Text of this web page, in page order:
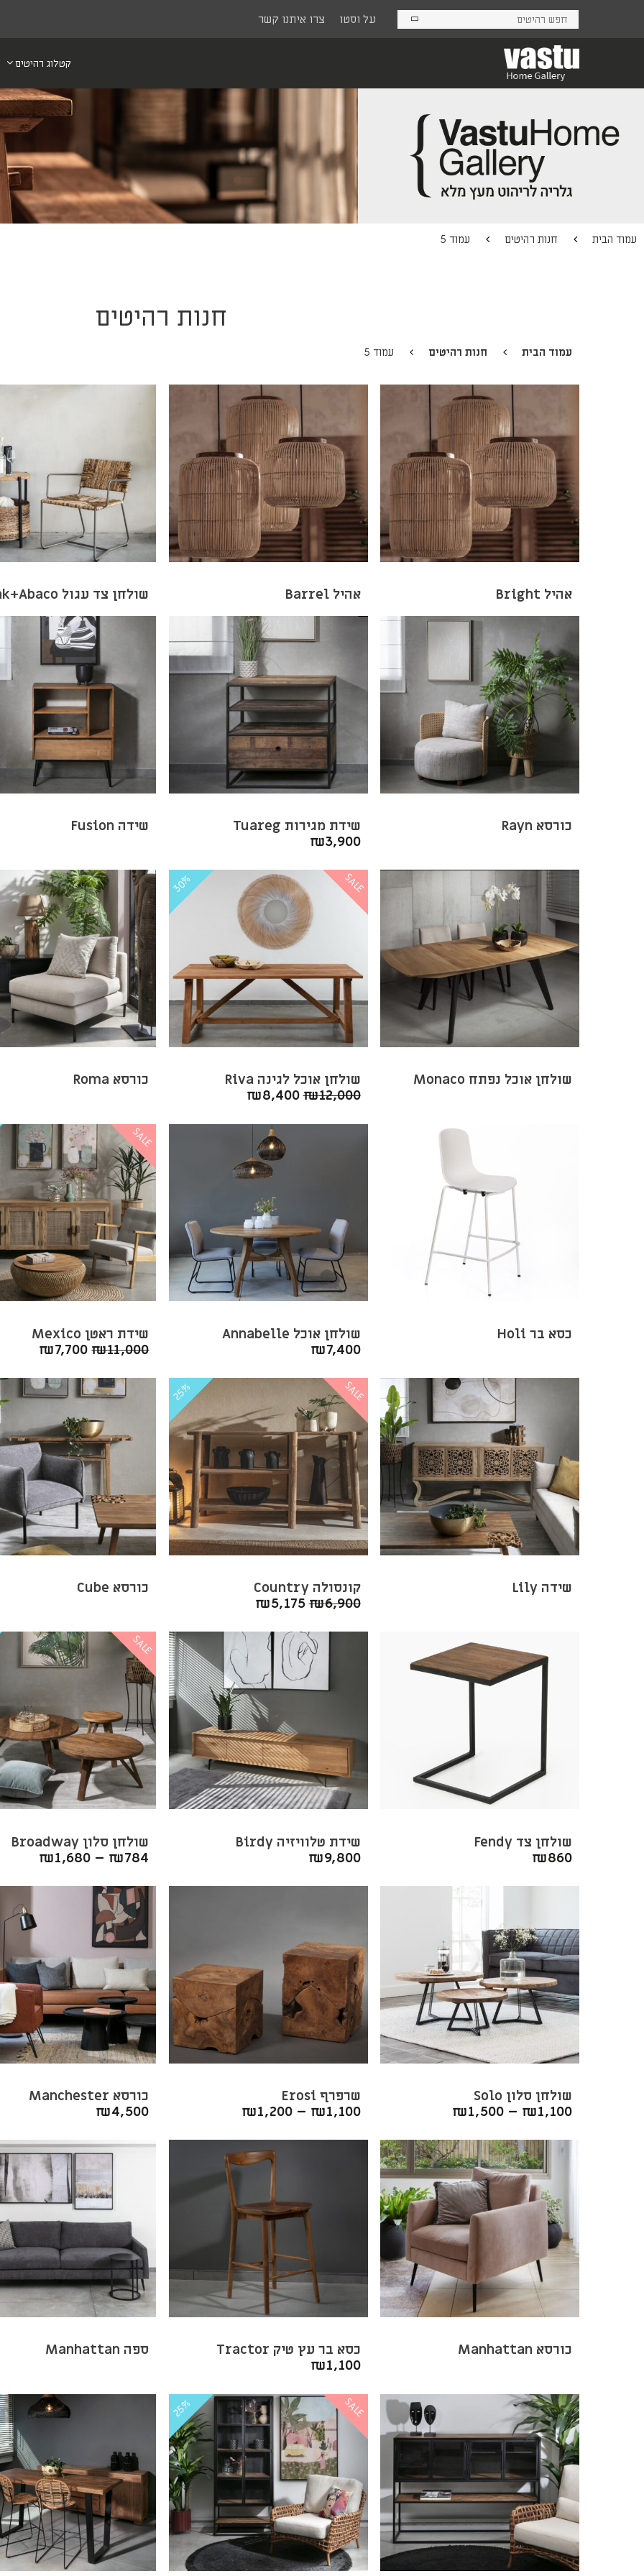
על וסטו צרו איתנו קשר
קטלוג רהיטים
עמוד הבית חנות רהיטים עמוד 5
חנות רהיטים
עמוד הבית חנות רהיטים עמוד 5
אהיל Bright אהיל Barrel שולחן צד עגול Teak+Abaco
כורסא Rayn
שידת מגירות Tuareg
₪3,900
שידה Fusion
שולחן אוכל נפתח Monaco
30% SALE
שולחן אוכל לגינה Riva
₪12,000
המחיר
היה:
₪12,000.
₪8,400
הוא:
כורסא Roma
כסא בר Holi
שולחן אוכל Annabelle
₪7,400
SALE
שידת ראטן Mexico
₪11,000
המחיר
היה:
₪11,000.
₪7,700
המחיר
הוא:
שידה Lily
25% SALE
קונסולה Country
₪6,900
המחיר
היה:
₪6,900.
₪5,175
הוא:
₪5,175.
כורסא Cube
שולחן צד Fendy
₪860
שידת טלוויזיה Birdy
₪9,800
SALE
שולחן סלון Broadway
₪784
–
₪1,680
שולחן סלון Solo
₪1,100
–
₪1,500
שרפרף Erosi
₪1,100
–
₪1,200
כורסא Manchester
₪4,500
כורסא Manhattan
כסא בר עץ טיק Tractor
₪1,100
ספה Manhattan
25% SALE